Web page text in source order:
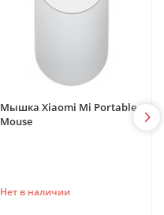
Мышка Xiaomi Mi Portable
Mouse
Нет в наличии